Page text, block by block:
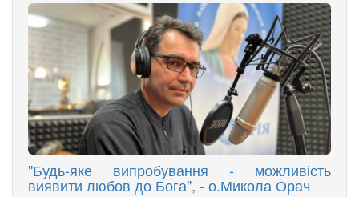
"Будь-яке випробування - можливість
виявити любов до Бога", - о.Микола Орач